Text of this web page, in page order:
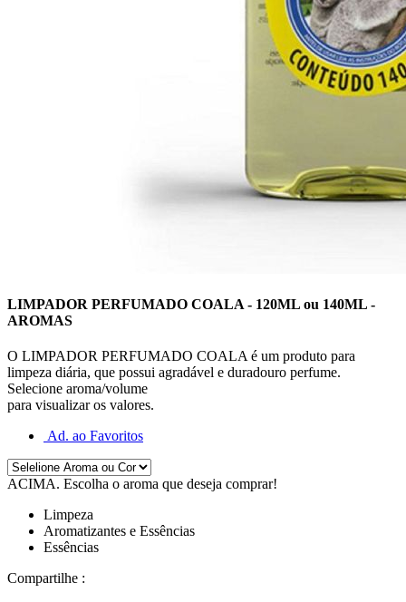
LIMPADOR PERFUMADO COALA - 120ML ou 140ML -
AROMAS
O LIMPADOR PERFUMADO COALA é um produto para
limpeza diária, que possui agradável e duradouro perfume.
Selecione aroma/volume
para visualizar os valores.
Ad. ao Favoritos
ACIMA. Escolha o aroma que deseja comprar!
Limpeza
Aromatizantes e Essências
Essências
Compartilhe :